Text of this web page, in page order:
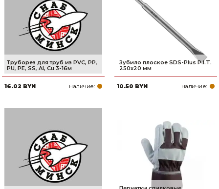
Труборез для труб из PVC, PP,
PU, PE, SS, Al, Cu 3-16м
16.02 BYN наличие:
Зубило плоское SDS-Plus P.I.T.
250x20 мм
10.50 BYN наличие: